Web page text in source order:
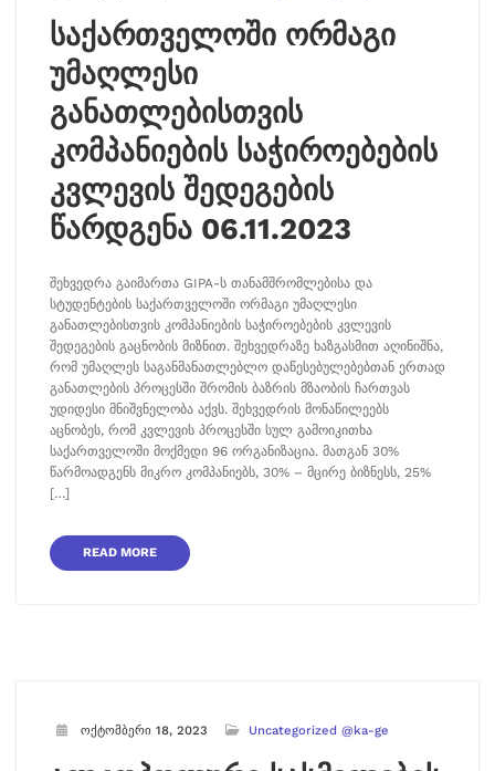
საქართველოში ორმაგი
უმაღლესი
განათლებისთვის
კომპანიების საჭიროებების
კვლევის შედეგების
წარდგენა 06.11.2023
შეხვედრა გაიმართა GIPA-ს თანამშრომლებისა და
სტუდენტების საქართველოში ორმაგი უმაღლესი
განათლებისთვის კომპანიების საჭიროებების კვლევის
შედეგების გაცნობის მიზნით. შეხვედრაზე ხაზგასმით აღინიშნა,
რომ უმაღლეს საგანმანათლებლო დაწესებულებებთან ერთად
განათლების პროცესში შრომის ბაზრის მზაობის ჩართვას
უდიდესი მნიშვნელობა აქვს. შეხვედრის მონაწილეებს
აცნობეს, რომ კვლევის პროცესში სულ გამოიკითხა
საქართველოში მოქმედი 96 ორგანიზაცია. მათგან 30%
წარმოადგენს მიკრო კომპანიებს, 30% – მცირე ბიზნესს, 25%
[…]
READ MORE
ოქტომბერი 18, 2023 Uncategorized @ka-ge